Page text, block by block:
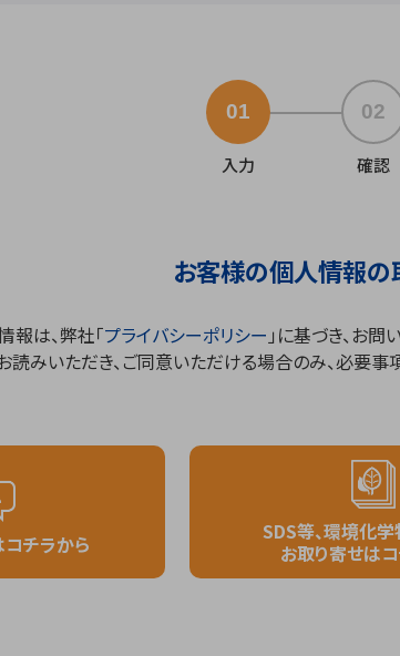
01
入力
02
確認
お客様の個人情報の
は、弊社「プライバシーポリシー 」に基づき、お
お読みいただき、ご同意いただける場合のみ、必要
コチラから
SDS等、環境化
お取り寄せは